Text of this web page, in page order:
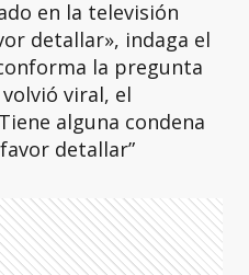
en la televisión
detallar», indaga el
la pregunta
viral, el
alguna condena
detallar”